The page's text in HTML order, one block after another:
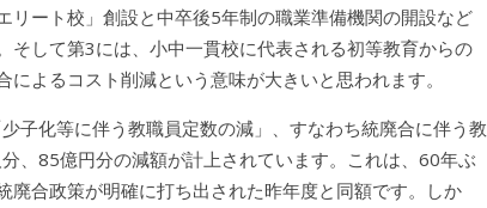
リート校」創設と中卒後5年制の職業準備機関の開設など
そして第3には、小中一貫校に代表される初等教育からの
によるコスト削減という意味が大きいと思われます。
子化等に伴う教職員定数の減」、すなわち統廃合に伴う教
、85億円分の減額が計上されています。これは、60年ぶ
廃合政策が明確に打ち出された昨年度と同額です。しか